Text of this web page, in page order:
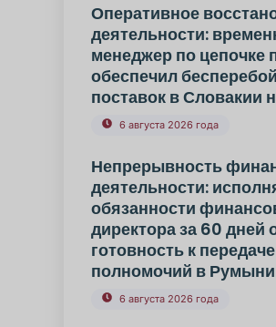
Оперативное
деятельности:
менеджер по цепочке
обеспечил
поставок в Словакии
6 августа 2026 года
Непрерывность
деятельности:
обязанности
директора за 60 дней
готовность к передаче
полномочий в
6 августа 2026 года